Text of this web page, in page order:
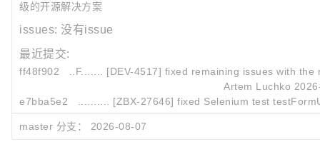
级的开源解决方案
issues: 没有issue
最近提交:
ff48f902
..F....... [DEV-4517] fixed remaining issues with the
Artem Luchko
e7bba5e2
.......... [ZBX-27646] fixed Selenium test
Natalja Romancaka
74edde24
.........T [ZBX-25042] removed DISCARD option
master 分支： 2026-08-07